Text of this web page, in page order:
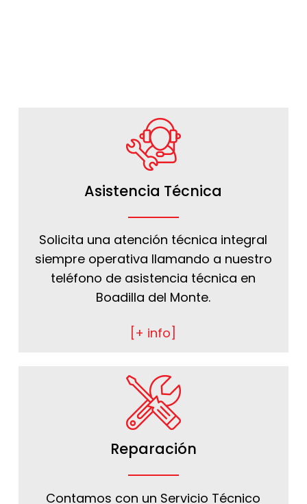
Asistencia Técnica
Solicita una atención técnica integral
siempre operativa llamando a nuestro
teléfono de asistencia técnica en
Boadilla del Monte.
[+ info]
Reparación
Contamos con un Servicio Técnico